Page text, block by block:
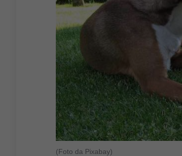
(Foto da Pixabay)